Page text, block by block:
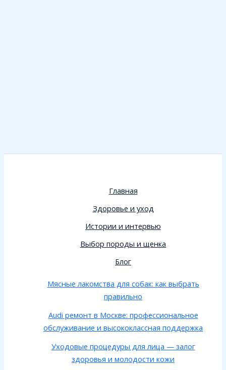
Главная
Здоровье и уход
Истории и интервью
Выбор породы и щенка
Блог
Мясные лакомства для собак: как выбрать
правильно
Audi ремонт в Москве: профессиональное
обслуживание и высококлассная поддержка
Уходовые процедуры для лица — залог
здоровья и молодости кожи